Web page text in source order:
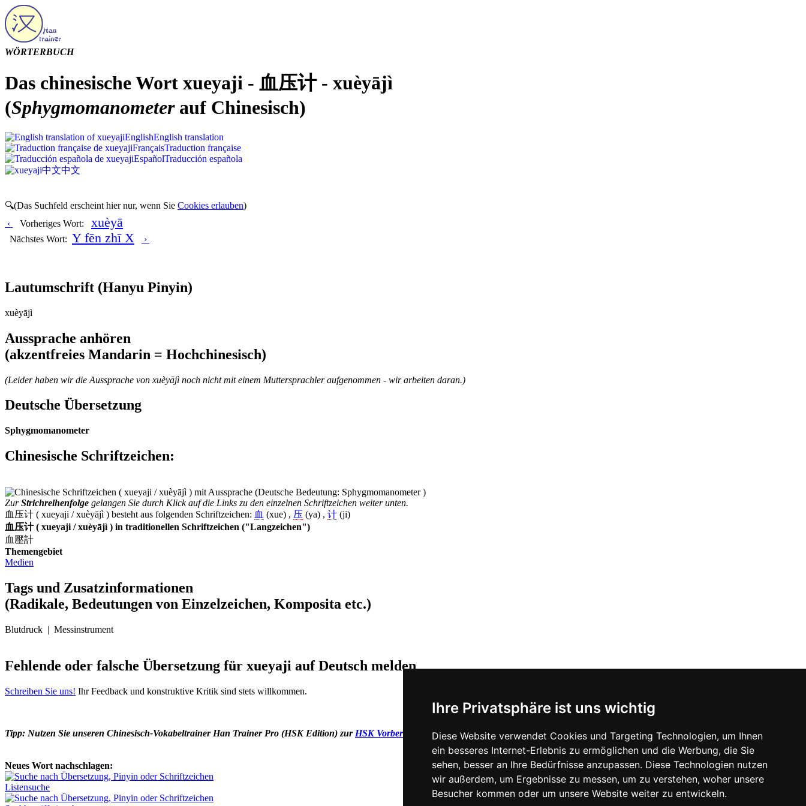
Ihre Privatsphäre ist uns wichtig
Diese Website verwendet Cookies und Targeting Technologien, um Ihnen
ein besseres Internet-Erlebnis zu ermöglichen und die Werbung, die Sie
sehen, besser an Ihre Bedürfnisse anzupassen. Diese Technologien nutzen
wir außerdem, um Ergebnisse zu messen, um zu verstehen, woher unsere
Besucher kommen oder um unsere Website weiter zu entwickeln.
WÖRTERBUCH
Das chinesische Wort xueyaji - 血压计 - xuèyājì
(Sphygmomanometerauf Chinesisch)
EnglishEnglish translation
FrançaisTraduction française
EspañolTraducción española
中文中文
🔍(Das Suchfeld erscheint hier nur, wenn Sie Cookies erlauben)
‹
Vorheriges Wort: xuèyā
Nächstes Wort: Y fēn zhī X ›
Lautumschrift (Hanyu Pinyin)
xuèyājì
Aussprache anhören
(akzentfreies Mandarin = Hochchinesisch)
(Leider haben wir die Aussprache von xuèyājì noch nicht mit einem Muttersprachler aufgenommen - wir arbeiten daran.)
Deutsche Übersetzung
Sphygmomanometer
Chinesische Schriftzeichen:
ZurStrichreihenfolge gelangen Sie durch Klick auf die Links zu den einzelnen Schriftzeichen weiter unten.
血压计 ( xueyaji / xuèyājì ) besteht aus folgenden Schriftzeichen: 血 (xue) , 压 (ya) , 计 (ji)
血压计 ( xueyaji / xuèyājì ) in traditionellen Schriftzeichen ("Langzeichen")
血壓計
Themengebiet
Medien
Tags und Zusatzinformationen
(Radikale, Bedeutungen von Einzelzeichen, Komposita etc.)
Blutdruck | Messinstrument
Fehlende oder falsche Übersetzung für xueyaji auf Deutsch melden
Schreiben Sie uns! Ihr Feedback und konstruktive Kritik sind stets willkommen.
Tipp: Nutzen Sie unseren Chinesisch-Vokabeltrainer Han Trainer Pro (HSK Edition) zur HSK Vorbereitung und bereiten Sie sich gezielt auf diese Prüfung vor.
Neues Wort nachschlagen:
Listensuche